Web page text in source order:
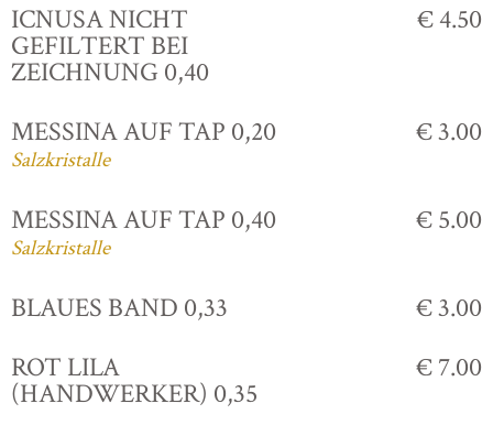
ICNUSA NICHT
GEFILTERT BEI
ZEICHNUNG 0,40
€ 4.50
MESSINA AUF TAP 0,20
Salzkristalle
€ 3.00
MESSINA AUF TAP 0,40
Salzkristalle
€ 5.00
BLAUES BAND 0,33
€ 3.00
ROT LILA
(HANDWERKER) 0,35
€ 7.00